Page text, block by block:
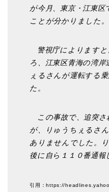
が今月、東京・江東
ことが分かりました。
警視庁によりますと
ろ、江東区青海の湾
ぇるさんが運転する
た。
この事故で、追突さ
が、りゅうちぇるさ
ありませんでした。
後に自ら１１０番通報
引用：https://